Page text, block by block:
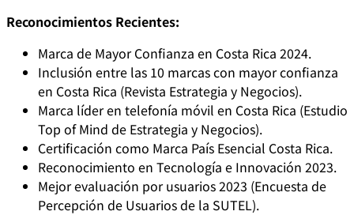
Reconocimientos Recientes:
Marca de Mayor Confianza en Costa Rica 2024.
Inclusión entre las 10 marcas con mayor confianza
en Costa Rica (Revista Estrategia y Negocios).
Marca líder en telefonía móvil en Costa Rica (Estudio
Top of Mind de Estrategia y Negocios).
Certificación como Marca País Esencial Costa Rica.
Reconocimiento en Tecnología e Innovación 2023.
Mejor evaluación por usuarios 2023 (Encuesta de
Percepción de Usuarios de la SUTEL).